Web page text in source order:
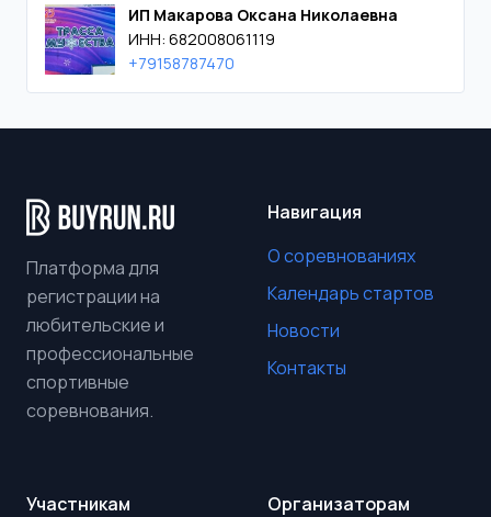
ИП Макарова Оксана Николаевна
ИНН: 682008061119
+79158787470
Платформа для
регистрации на
любительские и
профессиональные
спортивные
соревнования.
Навигация
О соревнованиях
Календарь стартов
Новости
Контакты
Участникам
Организаторам